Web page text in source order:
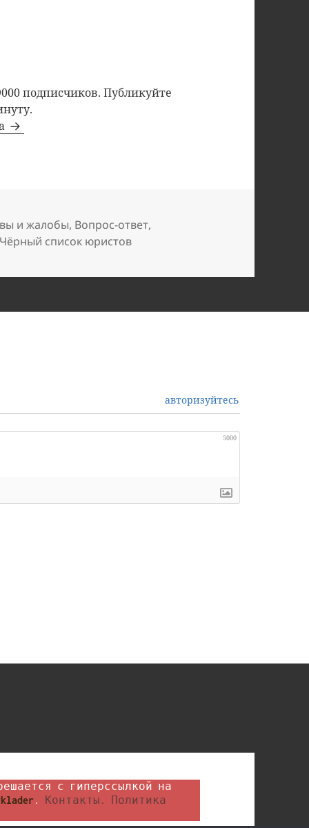
подписчиков. Публикуйте
и жалобы, Вопрос-ответ,
Чёрный список юристов
авторизуйтесь
5000
. Контакты. Политика